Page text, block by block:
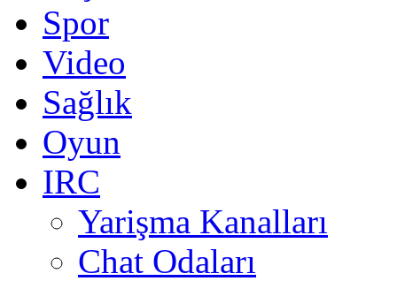
Spor
Video
Sağlık
Oyun
IRC
Yarişma Kanalları
Chat Odaları